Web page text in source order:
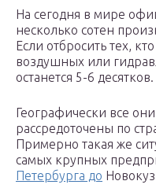
На сегодня в мире
несколько сотен
Если отбросить тех,
воздушных или
останется 5-6 десятков.
Географически все
рассредоточены по
Примерно такая же
самых крупных
Петербурга до